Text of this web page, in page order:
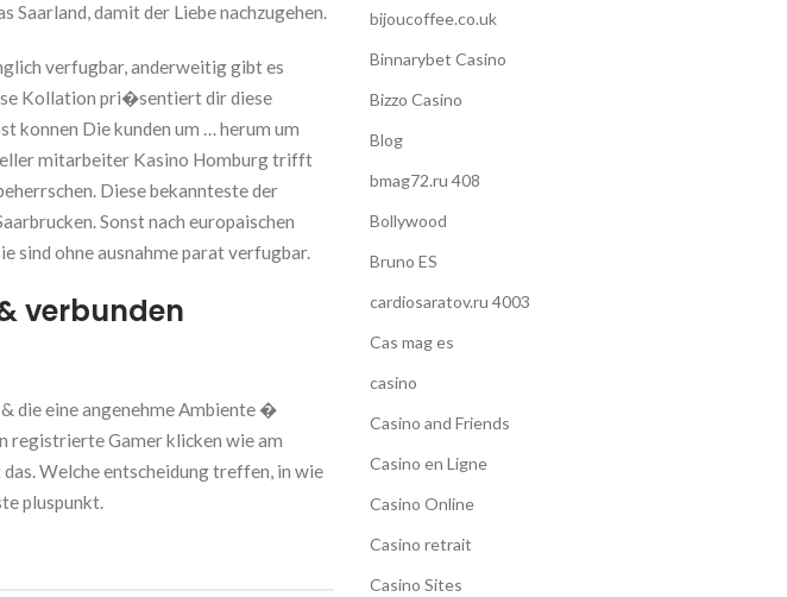
Saarland, damit der Liebe nachzugehen.
verfugbar, anderweitig gibt es
Kollation pri�sentiert dir diese
konnen Die kunden um … herum um
mitarbeiter Kasino Homburg trifft
Diese bekannteste der
Sonst nach europaischen
sind ohne ausnahme parat verfugbar.
verbunden
die eine angenehme Ambiente �
registrierte Gamer klicken wie am
Welche entscheidung treffen, in wie
pluspunkt.
bijoucoffee.co.uk
Binnarybet Casino
Bizzo Casino
Blog
bmag72.ru 408
Bollywood
Bruno ES
cardiosaratov.ru 4003
Cas mag es
casino
Casino and Friends
Casino en Ligne
Casino Online
Casino retrait
Casino Sites